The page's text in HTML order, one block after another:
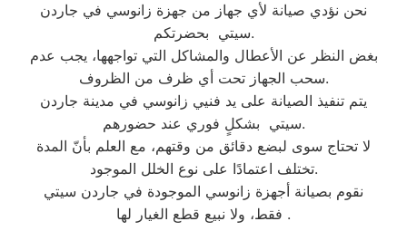
نحن نؤدي صيانة لأي جهاز من جهزة زانوسي في جاردن
سيتي بحضرتكم.
بغض النظر عن الأعطال والمشاكل التي تواجهها، يجب عدم
سحب الجهاز تحت أي ظرف من الظروف.
يتم تنفيذ الصيانة على يد فنيي زانوسي في مدينة جاردن
سيتي بشكلٍ فوري عند حضورهم.
لا تحتاج سوى لبضع دقائق من وقتهم، مع العلم بأنّ المدة
تختلف اعتمادًا على نوع الخلل الموجود.
نقوم بصيانة أجهزة زانوسي الموجودة في جاردن سيتي
فقط، ولا نبيع قطع الغيار لها.